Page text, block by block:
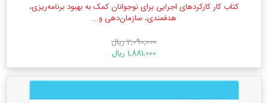
کتاب کار کارکردهای اجرایی برای نوجوانان کمک به بهبود برنامه‌ریزی،
هدفمندی، سازمان‌دهی و...
2,090,000 ریال
1,881,000 ریال